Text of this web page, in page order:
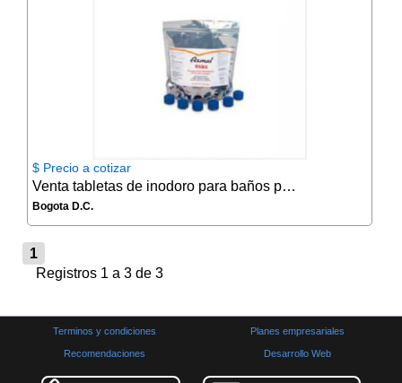
$ Precio a cotizar
Venta tabletas de inodoro para baños portatiles
Bogota D.C.
1
Registros 1 a 3 de 3
Terminos y condiciones
Recomendaciones
Planes empresariales
Desarrollo Web